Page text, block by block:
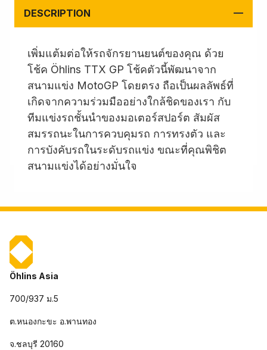
DESCRIPTION
เพิ่มแต้มต่อให้รถจักรยานยนต์ของคุณ ด้วย
โช้ค Öhlins TTX GP โช้คตัวนี้พัฒนาจาก
สนามแข่ง MotoGP โดยตรง ถือเป็นผลลัพธ์ที่
เกิดจากความร่วมมืออย่างใกล้ชิดของเรา กับ
ทีมแข่งรถชั้นนำของมอเตอร์สปอร์ต สัมผัส
สมรรถนะในการควบคุมรถ การทรงตัว และ
การบังคับรถในระดับรถแข่ง ขณะที่คุณพิชิต
สนามแข่งได้อย่างมั่นใจ
Öhlins Asia
700/937 ม.5
ต.หนองกะขะ อ.พานทอง
จ.ชลบุรี 20160